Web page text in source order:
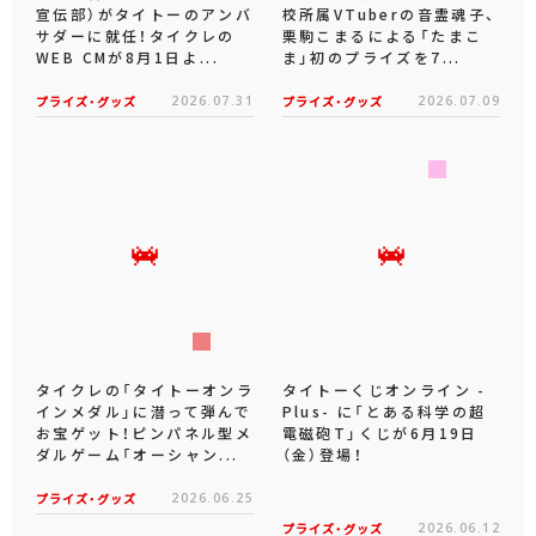
宣伝部）がタイトーのアンバ
サダーに就任！タイクレの
WEB CMが8月1日よ...
プライズ・グッズ 2026.07.31
校所属VTuberの音霊魂子、
栗駒こまるによる「たまこ
ま」初のプライズを7...
プライズ・グッズ 2026.07.09
タイクレの「タイトーオンラ
インメダル」に潜って弾んで
お宝ゲット！ピンパネル型メ
ダルゲーム「オーシャン...
プライズ・グッズ 2026.06.25
タイトーくじオンライン -
Plus- に「とある科学の超
電磁砲T」くじが6月19日
（金）登場！
プライズ・グッズ 2026.06.12